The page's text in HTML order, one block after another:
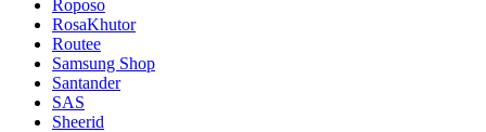
Roposo
RosaKhutor
Routee
Samsung Shop
Santander
SAS
Sheerid